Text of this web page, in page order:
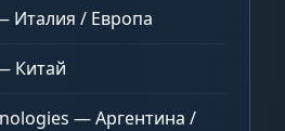
Италия / Европа
Китай
— Аргентина /